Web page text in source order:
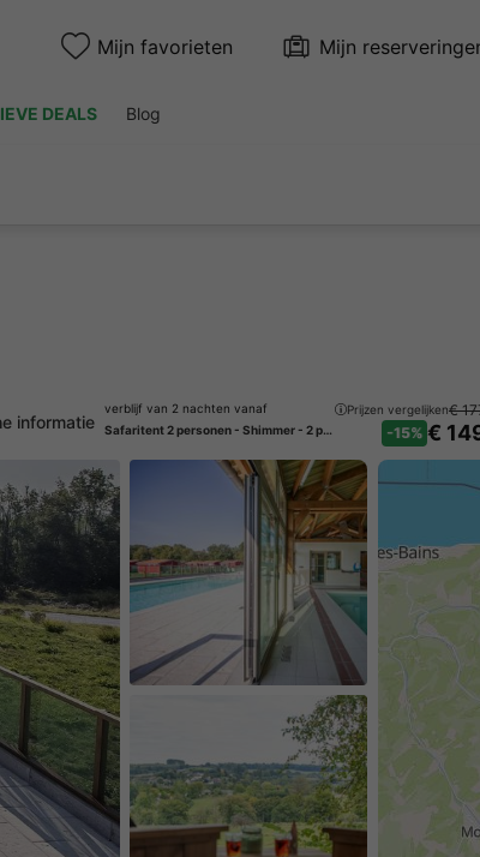
Mijn favorieten Mijn
DEALS Blog
informatie
verblijf van 2 nachten vanaf
Safaritent 2 personen - Shimmer - 2 personen
Prijzen vergelijken€
-15% €